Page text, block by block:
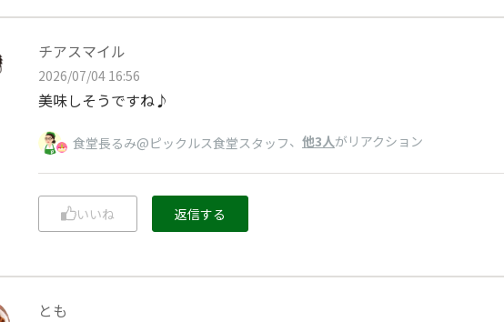
チアスマイル
2026/07/04 16:56
美味しそうですね♪
食堂長るみ@ピックルス食堂スタッフ、 他3人がリアクション
いいね 返信する
とも